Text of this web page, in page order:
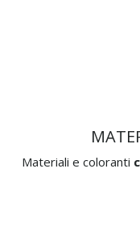
Materiali e coloranti